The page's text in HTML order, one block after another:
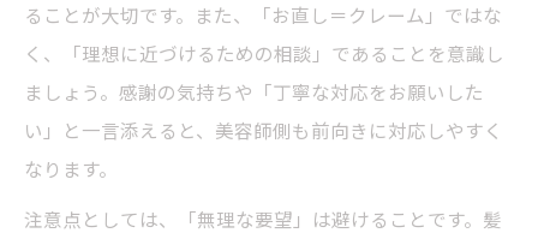
ることが大切です。また、「お直し＝クレーム」ではな
く、「理想に近づけるための相談」であることを意識し
ましょう。感謝の気持ちや「丁寧な対応をお願いした
い」と一言添えると、美容師側も前向きに対応しやすく
なります。
注意点としては、「無理な要望」は避けることです。髪